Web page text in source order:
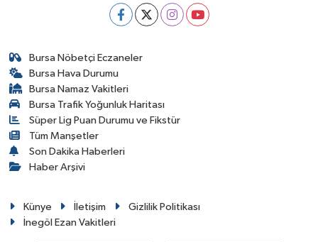
Bursa Nöbetçi Eczaneler
Bursa Hava Durumu
Bursa Namaz Vakitleri
Bursa Trafik Yoğunluk Haritası
Süper Lig Puan Durumu ve Fikstür
Tüm Manşetler
Son Dakika Haberleri
Haber Arşivi
Künye İletişim
Gizlilik Politikası
İnegöl Ezan Vakitleri